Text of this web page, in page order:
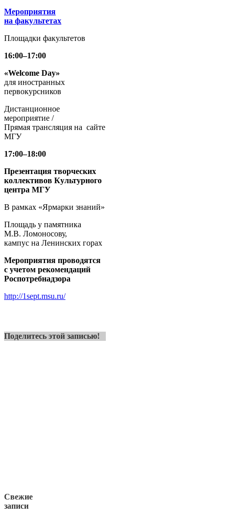
Мероприятия
на факультетах
Площадки факультетов
16:00–17:00
«Welcome Day»
для иностранных
первокурсников
Дистанционное
мероприятие /
Прямая трансляция на сайте
МГУ
17:00–18:00
Презентация творческих
коллективов Культурного
центра МГУ
В рамках «Ярмарки знаний»
Площадь у памятника
М.В. Ломоносову,
кампус на Ленинских горах
Мероприятия проводятся
с учетом рекомендаций
Роспотребнадзора
http://1sept.msu.ru/
Поделитесь этой записью!
Свежие
записи